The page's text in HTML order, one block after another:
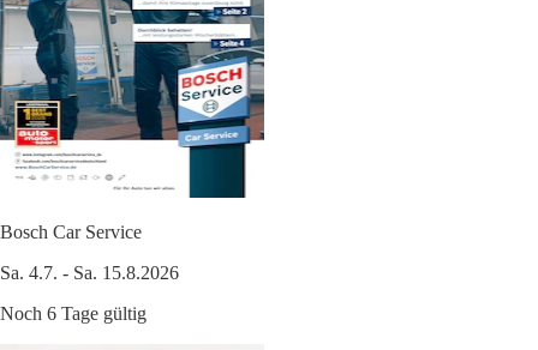
Bosch Car Service
Sa. 4.7. - Sa. 15.8.2026
Noch 6 Tage gültig